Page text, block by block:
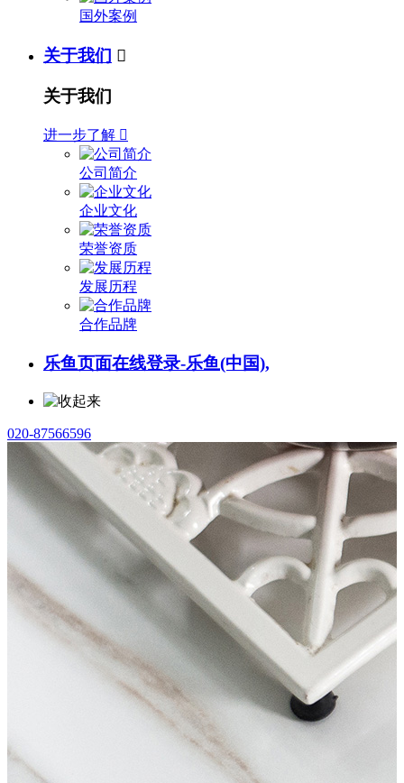
国外案例
关于我们 
关于我们
进一步了解 
公司简介
企业文化
荣誉资质
发展历程
合作品牌
乐鱼页面在线登录-乐鱼(中国),
020-87566596